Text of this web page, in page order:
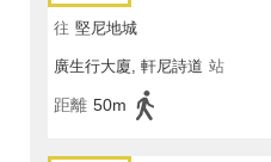
往 堅尼地城
廣生行大廈, 軒尼詩道 站
距離 50m